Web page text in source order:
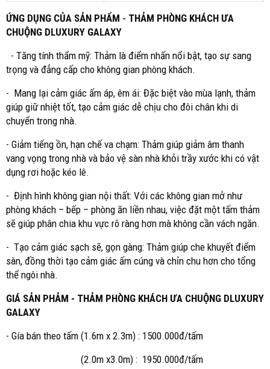
ỨNG DỤNG CỦA SẢN PHẨM - THẢM PHÒNG KHÁCH ƯA
CHUỘNG DLUXURY GALAXY
- Tăng tính thẩm mỹ: Thảm là điểm nhấn nổi bật, tạo sự sang
trọng và đẳng cấp cho không gian phòng khách.
- Mang lại cảm giác ấm áp, êm ái: Đặc biệt vào mùa lạnh, thảm
giúp giữ nhiệt tốt, tạo cảm giác dễ chịu cho đôi chân khi di
chuyển trong nhà.
- Giảm tiếng ồn, hạn chế va chạm: Thảm giúp giảm âm thanh
vang vọng trong nhà và bảo vệ sàn nhà khỏi trầy xước khi có vật
dụng rơi hoặc kéo lê.
- Định hình không gian nội thất: Với các không gian mở như
phòng khách – bếp – phòng ăn liền nhau, việc đặt một tấm thảm
sẽ giúp phân chia khu vực rõ ràng hơn mà không cần vách ngăn.
- Tạo cảm giác sạch sẽ, gọn gàng: Thảm giúp che khuyết điểm
sàn, đồng thời tạo cảm giác ấm cúng và chỉn chu hơn cho tổng
thể ngôi nhà.
GIÁ SẢN PHẢM - THẢM PHÒNG KHÁCH ƯA CHUỘNG DLUXURY
GALAXY
- Gía bán theo tấm (1.6m x 2.3m) : 1500.000đ/tấm
(2.0m x3.0m) : 1950.000đ/tấm